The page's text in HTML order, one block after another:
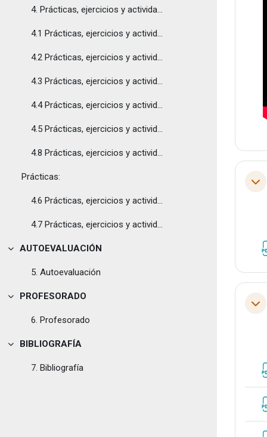
4. Prácticas, ejercicios y actividades
4.1 Prácticas, ejercicios y actividades. Caso clínico I
4.2 Prácticas, ejercicios y actividades. Caso clínico II
4.3 Prácticas, ejercicios y actividades. Caso clínico III
4.4 Prácticas, ejercicios y actividades. Caso clínico IV
4.5 Prácticas, ejercicios y actividades. Caso clínico V
4.8 Prácticas, ejercicios y actividades. Respuestas a casos clínicos
Prácticas:
4.6 Prácticas, ejercicios y actividades. Práctica sobre huevo
4.7 Prácticas, ejercicios y actividades. Práctica sobre cabeza de cordero
Tolestu
AUTOEVALUACIÓN
5. Autoevaluación
Tolestu
PROFESORADO
6. Profesorado
Tolestu
BIBLIOGRAFÍA
7. Bibliografía